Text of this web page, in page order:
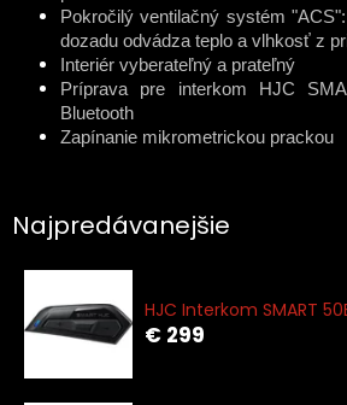
Pokročilý ventilačný systém
dozadu odvádza teplo a vlhkosť z
Interiér vyberateľný a prateľný
Príprava pre interkom HJC
Bluetooth
Zapínanie mikrometrickou prackou
Najpredávanejšie
HJC Interkom SMART
€ 299